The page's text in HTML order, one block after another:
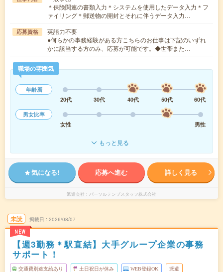
＊保険関連の書類入力＊システムを使用したデータ入力＊フ
ァイリング＊郵送物の開封とそれに伴うデータ入力…
応募資格
英語力不要
●何らかの事務経験がある方こちらのお仕事は下記のいずれ
かに該当する方のみ、応募が可能です。◆世帯また…
職場の雰囲気
年齢層
20代
30代 40代 50代
60代
男女比率
女性
男性
もっと見る
気になる! 応募へ進む 詳しく見る
派遣会社 パーソルテンプスタッフ株式会社
未読
NEW
掲載日 2026/08/07
【週3勤務＊駅直結】大手グループ企業の事務
サポート！
交通費別途支給あり 土日祝日が休み WEB登録OK 派遣